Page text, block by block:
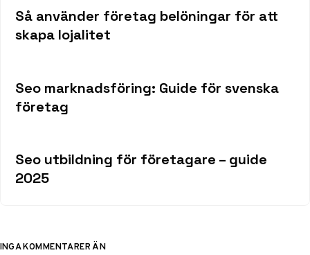
Så använder företag belöningar för att
skapa lojalitet
Seo marknadsföring: Guide för svenska
företag
Seo utbildning för företagare – guide
2025
INGA KOMMENTARER ÄN